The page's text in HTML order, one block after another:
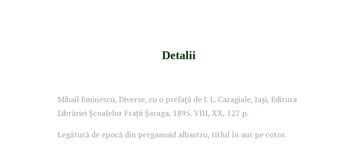
Detalii
Mihail Eminescu, Diverse, cu o prefață de I. L. Caragiale, Iași, Editura
Librăriei Școalelor Frații Șaraga, 1895. VIII, XX, 127 p.
Legătură de epocă din pergamoid albastru, titlul în aur pe cotor.